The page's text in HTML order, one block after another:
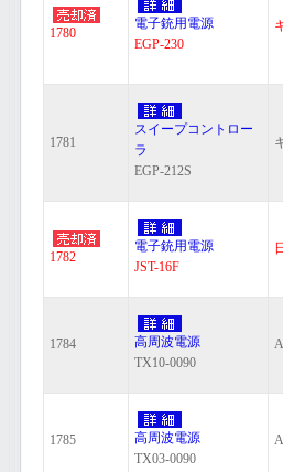
1780
電子銃用電源
EGP-230
1781
スイープコントロー
ラ
EGP-212S
1782
電子銃用電源
JST-16F
1784
高周波電源
TX10-0090
1785
高周波電源
TX03-0090